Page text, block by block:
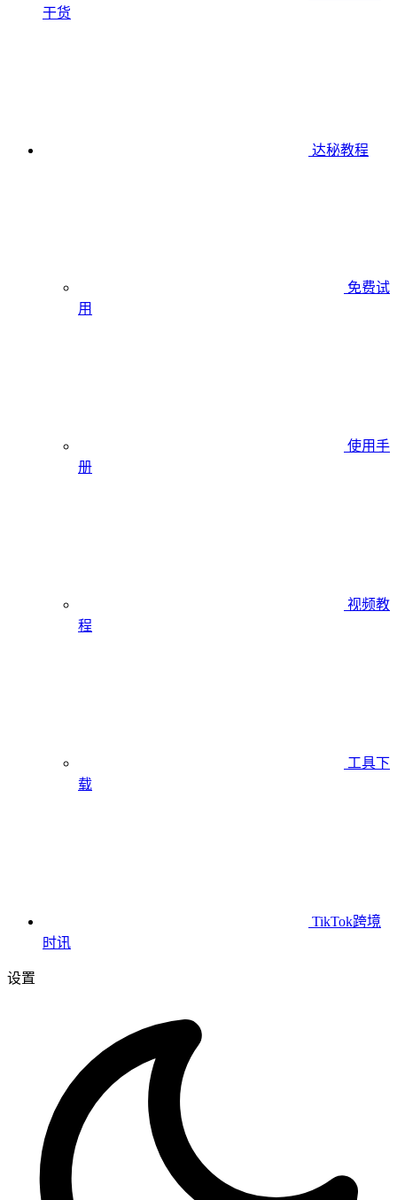
干货
达秘教程
免费试
用
使用手
册
视频教
程
工具下
载
TikTok跨境
时讯
设置